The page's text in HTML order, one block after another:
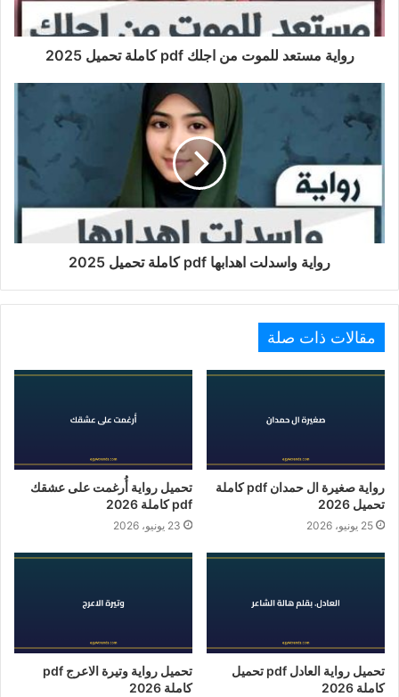
رواية مستعد للموت من اجلك pdf كاملة تحميل 2025
رواية واسدلت اهدابها pdf كاملة تحميل 2025
مقالات ذات صلة
رواية صغيرة ال حمدان pdf كاملة
تحميل 2026
25 يونيو، 2026
تحميل رواية أُرغمت على عشقك
pdf كاملة 2026
23 يونيو، 2026
تحميل رواية العادل pdf تحميل
كاملة 2026
تحميل رواية وتيرة الاعرج pdf
كاملة 2026